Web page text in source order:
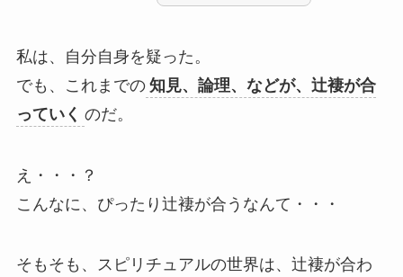
私は、自分自身を疑った。
でも、これまでの 知見、論理、などが、辻褄が合
っていく のだ。
え・・・？
こんなに、ぴったり辻褄が合うなんて・・・
そもそも、スピリチュアルの世界は、辻褄が合わ